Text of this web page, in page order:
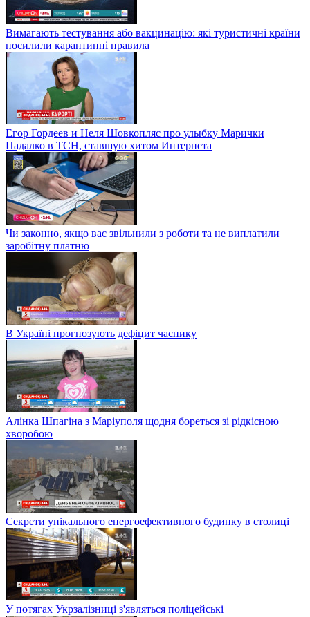
Вимагають тестування або вакцинацію: які туристичні країни
посилили карантинні правила
Егор Гордеев и Неля Шовкопляс про улыбку Марички
Падалко в ТСН, ставшую хитом Интернета
Чи законно, якщо вас звільнили з роботи та не виплатили
заробітну платню
В Україні прогнозують дефіцит часнику
Алінка Шпагіна з Маріуполя щодня бореться зі рідкісною
хворобою
Секрети унікального енергоефективного будинку в столиці
У потягах Укрзалізниці з'являться поліцейські